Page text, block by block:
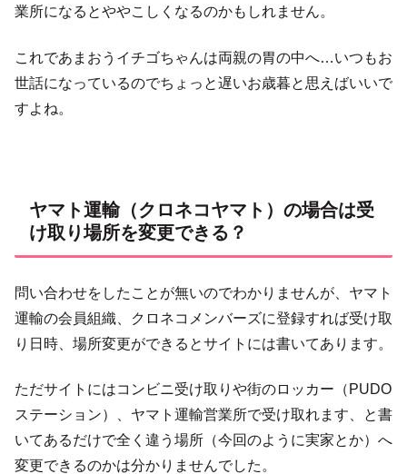
業所になるとややこしくなるのかもしれません。
これであまおうイチゴちゃんは両親の胃の中へ…いつもお
世話になっているのでちょっと遅いお歳暮と思えばいいで
すよね。
ヤマト運輸（クロネコヤマト）の場合は受
け取り場所を変更できる？
問い合わせをしたことが無いのでわかりませんが、ヤマト
運輸の会員組織、クロネコメンバーズに登録すれば受け取
り日時、場所変更ができるとサイトには書いてあります。
ただサイトにはコンビニ受け取りや街のロッカー（PUDO
ステーション）、ヤマト運輸営業所で受け取れます、と書
いてあるだけで全く違う場所（今回のように実家とか）へ
変更できるのかは分かりませんでした。